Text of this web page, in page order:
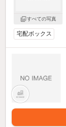
すべての写真
宅配ボックス